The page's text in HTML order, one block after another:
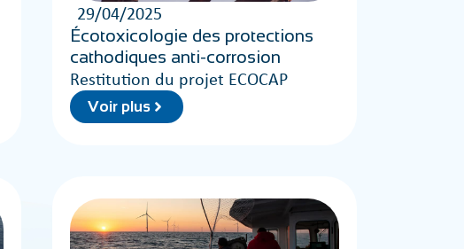
29/04/2025
Écotoxicologie des protections
cathodiques anti-corrosion
Restitution du projet ECOCAP
Voir plus